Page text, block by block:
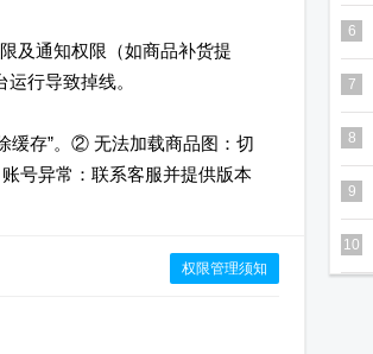
及通知权限（如商品补货提
行导致掉线。
缓存”。② 无法加载商品图：切
号异常：联系客服并提供版本
权限管理须知
6
7
8
9
10